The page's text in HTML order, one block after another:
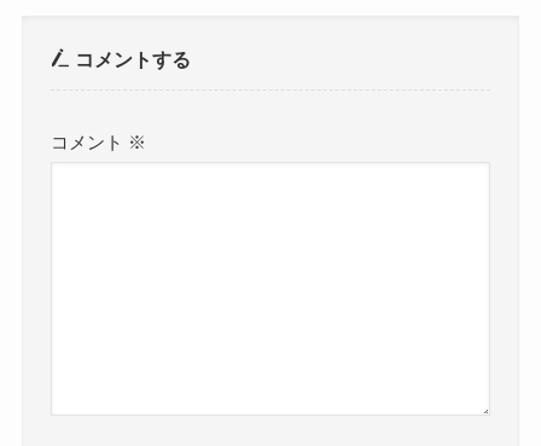
コメントする
コメント ※